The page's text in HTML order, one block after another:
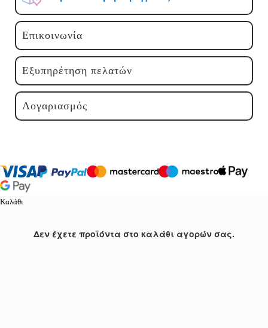
Επικοινωνία
Εξυπηρέτηση πελατών
Λογαριασμός
Καλάθι
Δεν έχετε προϊόντα στο καλάθι αγορών σας.